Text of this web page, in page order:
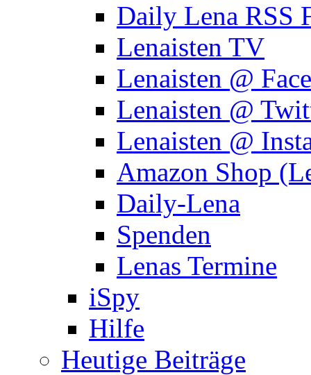
Daily Lena RSS
Lenaisten TV
Lenaisten @
Lenaisten @
Lenaisten @
Amazon Shop
Daily-Lena
Spenden
Lenas Termine
iSpy
Hilfe
Heutige Beiträge